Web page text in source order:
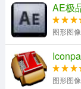
AE极
图形图像
图形图像